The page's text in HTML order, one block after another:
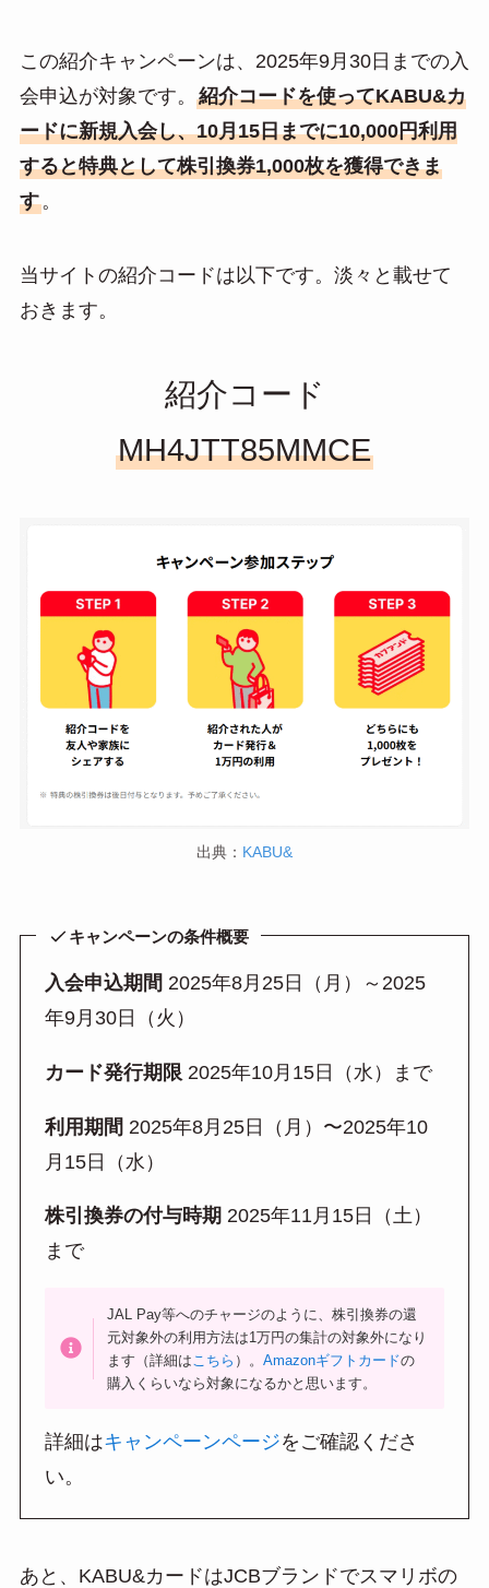
この紹介キャンペーンは、2025年9月30日までの入
会申込が対象です。 紹介コードを使ってKABU&カ
ードに新規入会し、10月15日までに10,000円利用
すると特典として株引換券1,000枚を獲得できま
す。
当サイトの紹介コードは以下です。淡々と載せて
おきます。
紹介コード
MH4JTT85MMCE
出典： KABU&
キャンペーンの条件概要
入会申込期間 2025年8月25日（月）～2025
年9月30日（火）
カード発行期限 2025年10月15日（水）まで
利用期間 2025年8月25日（月）〜2025年10
月15日（水）
株引換券の付与時期 2025年11月15日（土）
まで
JAL Pay等へのチャージのように、株引換券の還
元対象外の利用方法は1万円の集計の対象外になり
ます（詳細は こちら ）。Amazonギフトカードの
購入くらいなら対象になるかと思います。
詳細はキャンペーンページをご確認くださ
い。
あと、KABU&カードはJCBブランドでスマリボの